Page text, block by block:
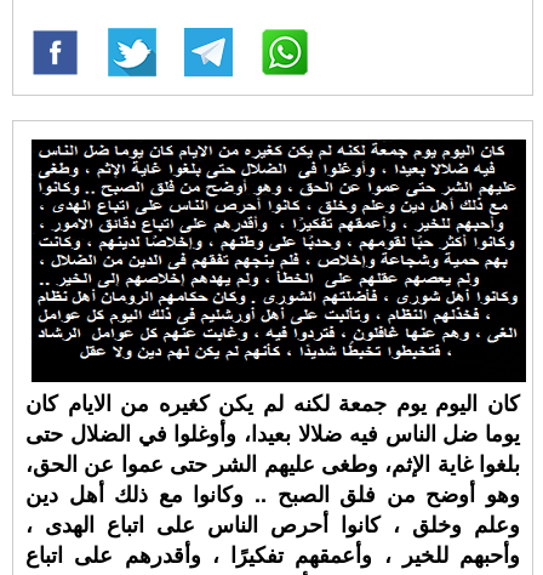
كان اليوم يوم جمعة لكنه لم يكن كغيره من الايام كان
يوما ضل الناس فيه ضلالا بعيدا، وأوغلوا في الضلال حتى
بلغوا غاية الإثم، وطغى عليهم الشر حتى عموا عن الحق،
وهو أوضح من فلق الصبح .. وكانوا مع ذلك أهل دين
وعلم وخلق ، كانوا أحرص الناس على اتباع الهدى ،
وأحبهم للخير ، وأعمقهم تفكيرًا ، وأقدرهم على اتباع